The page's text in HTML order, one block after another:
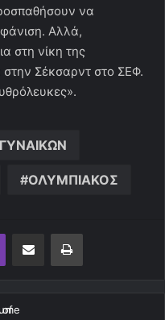
να
Αλλά,
στη νίκη της
Σέκσαρντ στο ΣΕΦ.
ΓΥΝΑΙΚΩΝ
ΟΛΥΜΠΙΑΚΟΣ
Viber Κοινοποίηση μέσω ηλεκτρονικού ταχυδρομείουΕκτύπωση